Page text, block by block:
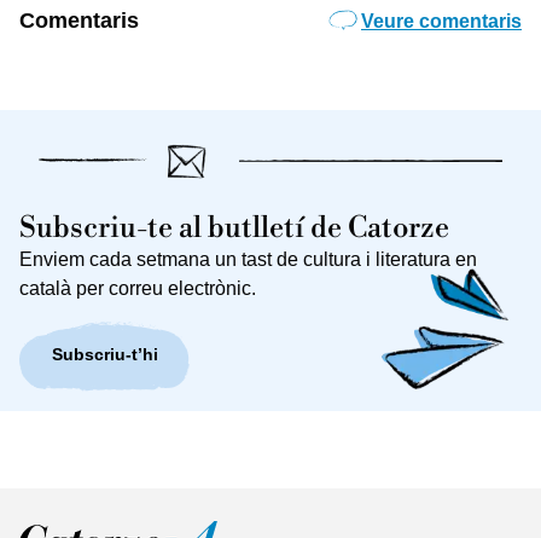
Comentaris Veure comentaris
Subscriu-te al butlletí de Catorze
Enviem cada setmana un tast de cultura i literatura en
català per correu electrònic.
Subscriu-t’hi